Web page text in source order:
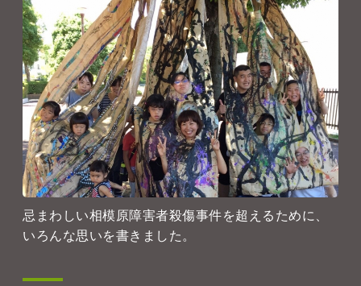
忌まわしい相模原障害者殺傷事件を超えるために、
いろんな思いを書きました。